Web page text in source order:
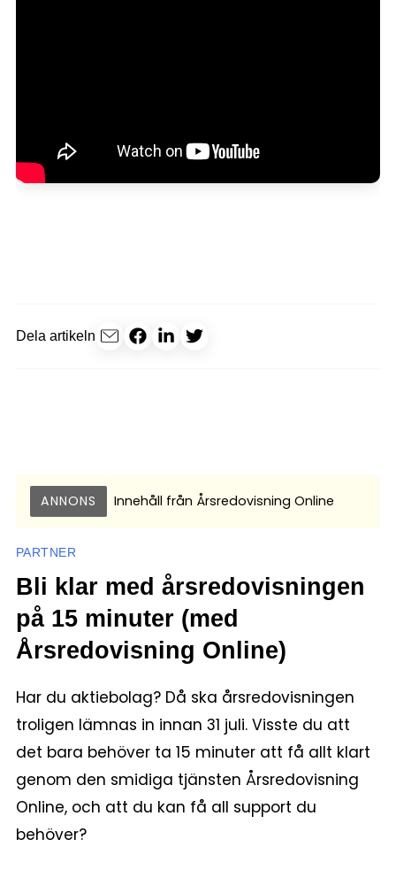
Dela artikeln
ANNONS Innehåll från Årsredovisning Online
PARTNER
Bli klar med årsredovisningen
på 15 minuter (med
Årsredovisning Online)
Har du aktiebolag? Då ska årsredovisningen
troligen lämnas in innan 31 juli. Visste du att
det bara behöver ta 15 minuter att få allt klart
genom den smidiga tjänsten Årsredovisning
Online, och att du kan få all support du
behöver?